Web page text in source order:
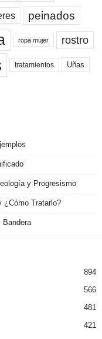
peinados
ropa mujer rostro
tratamientos Uñas
y Progresismo
¿Cómo Tratarlo?
Bandera
894
566
481
421